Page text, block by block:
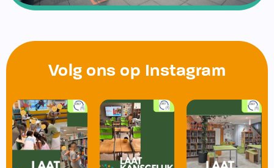
Volg ons op Instagram